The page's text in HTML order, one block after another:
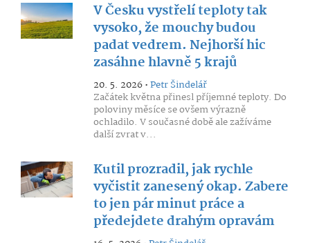
V Česku vystřelí teploty tak
vysoko, že mouchy budou
padat vedrem. Nejhorší hic
zasáhne hlavně 5 krajů
20. 5. 2026 •Petr Šindelář
Začátek května přinesl příjemné teploty. Do
poloviny měsíce se ovšem výrazně
ochladilo. V současné době ale zažíváme
další zvrat v...
Kutil prozradil, jak rychle
vyčistit zanesený okap. Zabere
to jen pár minut práce a
předejdete drahým opravám